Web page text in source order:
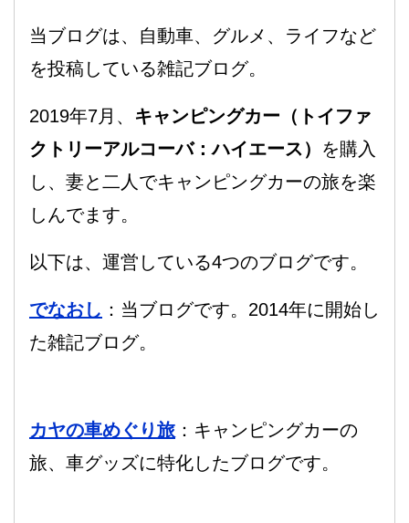
当ブログは、自動車、グルメ、ライフなど
を投稿している雑記ブログ。
2019年7月、 キャンピングカー（トイファ
クトリーアルコーバ：ハイエース） を購入
し、妻と二人でキャンピングカーの旅を楽
しんでます。
以下は、運営している4つのブログです。
でなおし ：当ブログです。2014年に開始し
た雑記ブログ。
カヤの車めぐり旅 ：キャンピングカーの
旅、車グッズに特化したブログです。